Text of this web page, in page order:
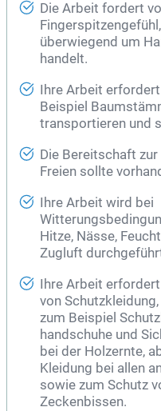
Die Arbeit fordert
überwiegend um
handelt.
Ihre Arbeit
Beispiel
transportieren und
Die Bereitschaft
Freien sollte
Ihre Arbeit wird bei
Hitze, Nässe,
Zugluft
Ihre Arbeit
von
zum Beispiel
handschuhe und
bei der Holzernte,
Kleidung bei allen
sowie zum Schutz
Zeckenbissen.